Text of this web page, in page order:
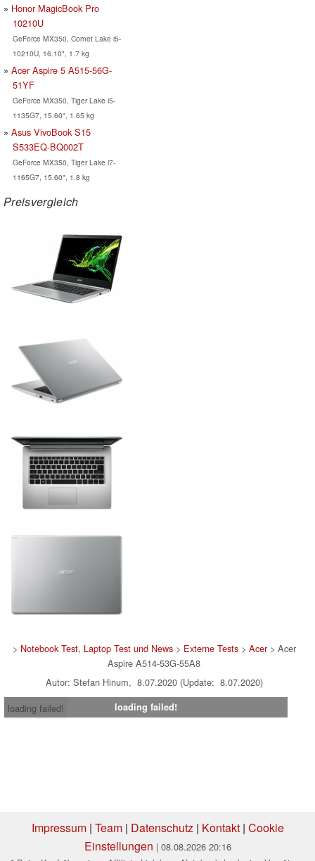
Honor MagicBook Pro
10210U
GeForce MX350, Comet Lake i5-
10210U, 16.10", 1.7 kg
Acer Aspire 5 A515-56G-
51YF
GeForce MX350, Tiger Lake i5-
1135G7, 15.60", 1.65 kg
Asus VivoBook S15
S533EQ-BQ002T
GeForce MX350, Tiger Lake i7-
1165G7, 15.60", 1.8 kg
Preisvergleich
> Notebook Test, Laptop Test und News> Externe Tests> Acer> Acer
Aspire A514-53G-55A8
Autor: Stefan Hinum, 8.07.2020 (Update: 8.07.2020)
loading failed!
loading failed!
Impressum| Team| Datenschutz | Kontakt| Cookie
Einstellungen | 08.08.2026 20:16